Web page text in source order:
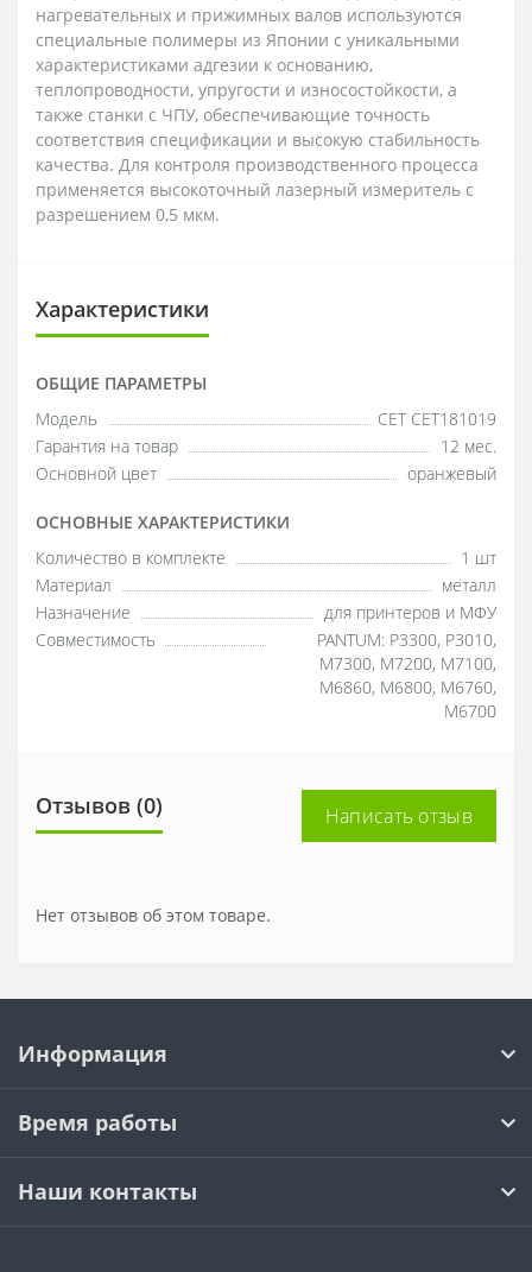
нагревательных и прижимных валов используются
специальные полимеры из Японии с уникальными
характеристиками адгезии к основанию,
теплопроводности, упругости и износостойкости, а
также станки с ЧПУ, обеспечивающие точность
соответствия спецификации и высокую стабильность
качества. Для контроля производственного процесса
применяется высокоточный лазерный измеритель с
разрешением 0,5 мкм.
Характеристики
ОБЩИЕ ПАРАМЕТРЫ
Модель
CET CET181019
Гарантия на товар
12 мес.
Основной цвет
оранжевый
ОСНОВНЫЕ ХАРАКТЕРИСТИКИ
Количество в комплекте
1 шт
Материал
металл
Назначение
для принтеров и МФУ
Совместимость
PANTUM: P3300, P3010,
M7300, M7200, M7100,
M6860, M6800, M6760,
M6700
Отзывов (0) Написать отзыв
Нет отзывов об этом товаре.
Информация
Время работы
Наши контакты